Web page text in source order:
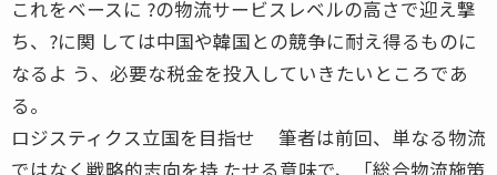
これをベースに ?の物流サービスレベルの高さで迎え撃
ち、?に関 しては中国や韓国との競争に耐え得るものに
なるよ う、必要な税金を投入していきたいところであ
る。
ロジスティクス立国を目指せ 筆者は前回、単なる物流
ではなく戦略的志向を持 たせる意味で、「総合物流施策